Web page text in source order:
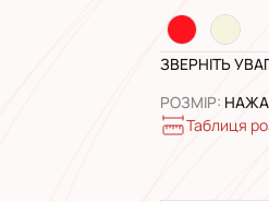
ЗВЕРНІТЬ
РОЗМІР:
Таблиця